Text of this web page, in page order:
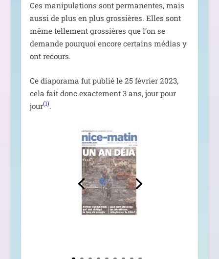
Ces mani­pu­la­tions sont per­ma­nentes, mais
aus­si de plus en plus gros­sières. Elles sont
même tel­le­ment gros­sières que l’on se
demande pour­quoi encore cer­tains médias y
ont recours.
Ce dia­po­ra­ma fut publié le 25 février 2023,
cela fait donc exac­te­ment 3 ans, jour pour
jour(1).